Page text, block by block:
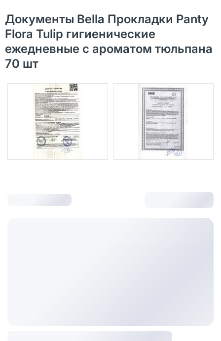
Документы Bella Прокладки Panty
Flora Tulip гигиенические
ежедневные с ароматом тюльпана
70 шт